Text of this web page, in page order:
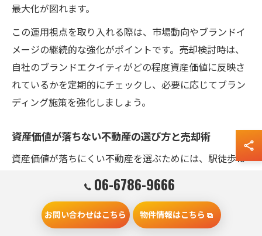
最大化が図れます。
この運用視点を取り入れる際は、市場動向やブランドイ
メージの継続的な強化がポイントです。売却検討時は、
自社のブランドエクイティがどの程度資産価値に反映さ
れているかを定期的にチェックし、必要に応じてブラン
ディング施策を強化しましょう。
資産価値が落ちない不動産の選び方と売却術
資産価値が落ちにくい不動産を選ぶためには、駅徒歩10
などを重視することが重要です。『資産価値が落ちない
マンションベスト100』のような情報を参考に、過去の価
格推移や需給バランスも確認しましょう。
06-6786-9666
お問い合わせはこちら 物件情報はこちら